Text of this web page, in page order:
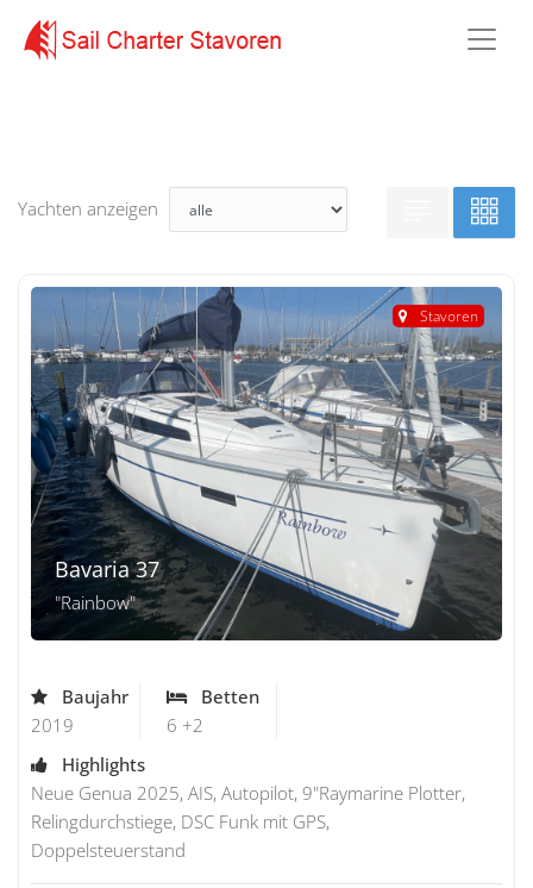
Yachten anzeigen
Stavoren
Bavaria 37
"Rainbow"
Baujahr
2019
Betten
6 +2
Highlights
Neue Genua 2025, AIS, Autopilot, 9"Raymarine Plotter,
Relingdurchstiege, DSC Funk mit GPS,
Doppelsteuerstand